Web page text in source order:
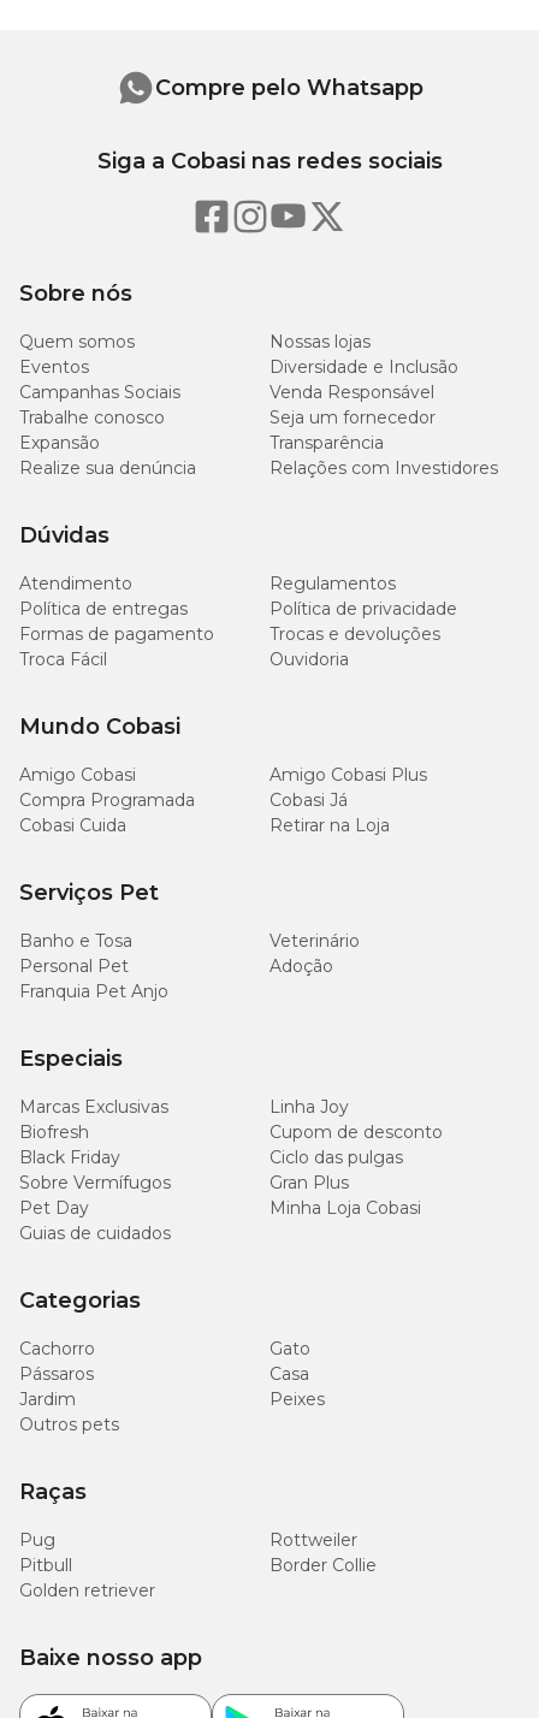
Caso você necessite mudar a areia higiênica do seu gato, o ideal é
gradualmente no decorrer dos dias. Assim, o gato não sentirá tanto
a mudança, aceitando bem a nova areia sem maiores problemas.
Sobre nós
Quem somos
Nossas lojas
Eventos
Diversidade e Inclusão
Campanhas Sociais
Venda Responsável
Trabalhe conosco
Seja um fornecedor
Expansão
Transparência
Realize sua denúncia
Relações com Investidores
Dúvidas
Atendimento
Regulamentos
Política de entregas
Política de privacidade
Formas de pagamento
Trocas e devoluções
Troca Fácil
Ouvidoria
Mundo Cobasi
Amigo Cobasi
Amigo Cobasi Plus
Compra Programada
Cobasi Já
Cobasi Cuida
Retirar na Loja
Serviços Pet
Banho e Tosa
Veterinário
Personal Pet
Adoção
Franquia Pet Anjo
Especiais
Marcas Exclusivas
Linha Joy
Biofresh
Cupom de desconto
Black Friday
Ciclo das pulgas
Sobre Vermífugos
Gran Plus
Pet Day
Minha Loja Cobasi
Guias de cuidados
Categorias
Cachorro
Gato
Pássaros
Casa
Jardim
Peixes
Outros pets
Raças
Pug
Rottweiler
Pitbull
Border Collie
Golden retriever
Compre pelo Whatsapp
Siga a Cobasi nas redes sociais
Baixe nosso app